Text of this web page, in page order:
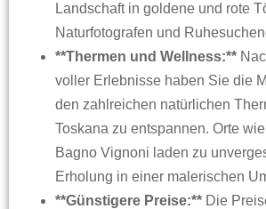
Landschaft in goldene und rote
Naturfotografen und
**Thermen und Wellness:**
voller Erlebnisse haben Sie die
den zahlreichen natürlichen
Toskana zu entspannen. Orte
Bagno Vignoni laden zu
Erholung in einer malerischen
**Günstigere Preise:** Die